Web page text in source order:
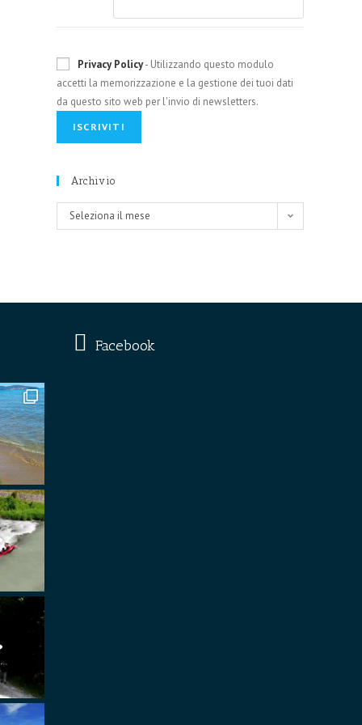
Privacy Policy- Utilizzando questo modulo
accetti la memorizzazione e la gestione dei tuoi dati
da questo sito web per l'invio di newsletters.
Archivio
Archivio
Seleziona il mese
Facebook